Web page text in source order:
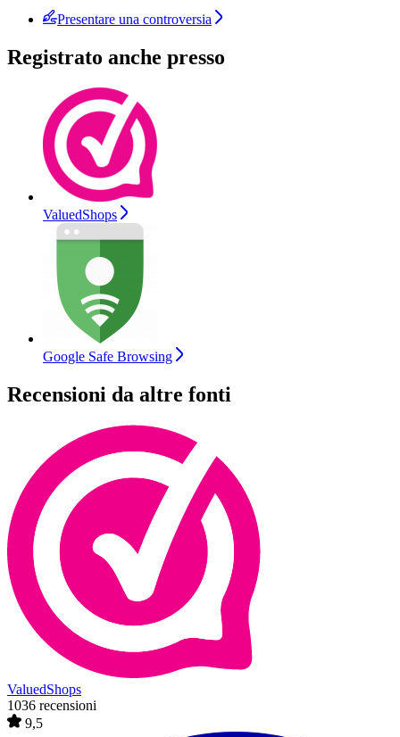
Presentare una controversia
Registrato anche presso
ValuedShops
Google Safe Browsing
Recensioni da altre fonti
ValuedShops
1036 recensioni
9,5